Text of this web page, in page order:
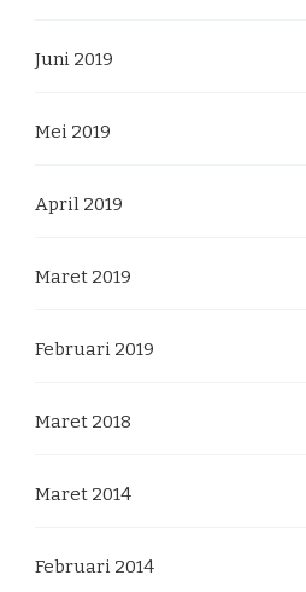
Juni 2019
Mei 2019
April 2019
Maret 2019
Februari 2019
Maret 2018
Maret 2014
Februari 2014